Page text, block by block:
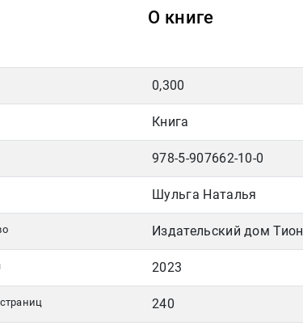
О книге
0,300
Книга
978-5-907662-10-0
Шульга Наталья
Издательский дом Тион
2023
240